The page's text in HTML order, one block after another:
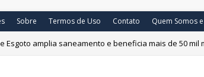
Sobre Termos de Uso Contato Quem Somos
Esgoto amplia saneamento e beneficia mais de 50 mil